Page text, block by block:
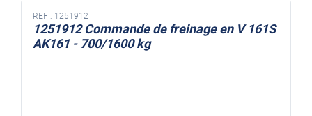
REF : 1251912
1251912 Commande de freinage en V 161S
AK161 - 700/1600 kg